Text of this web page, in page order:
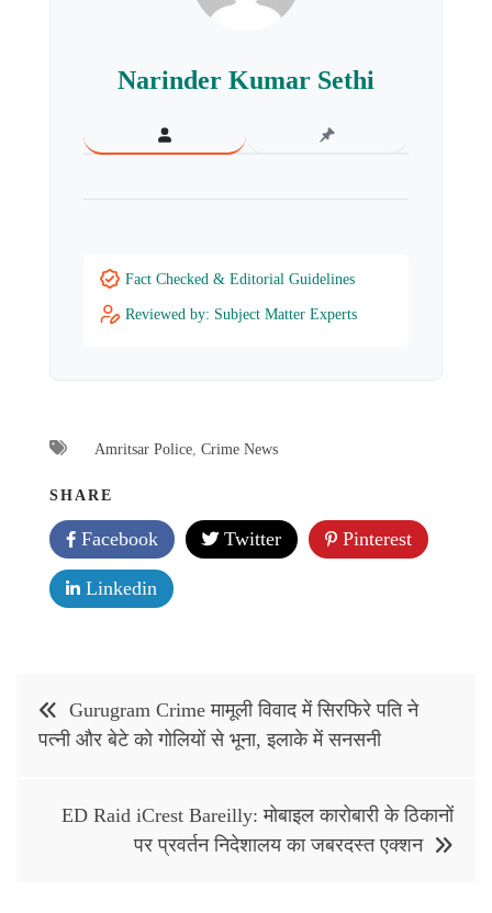
Narinder Kumar Sethi
Fact Checked & Editorial Guidelines
Reviewed by: Subject Matter Experts
Amritsar Police, Crime News
SHARE
Facebook Twitter Pinterest
Linkedin
Post
navigation
Gurugram Crime मामूली विवाद में सिरफिरे पति ने
पत्नी और बेटे को गोलियों से भूना, इलाके में सनसनी
ED Raid iCrest Bareilly: मोबाइल कारोबारी के ठिकानों
पर प्रवर्तन निदेशालय का जबरदस्त एक्शन